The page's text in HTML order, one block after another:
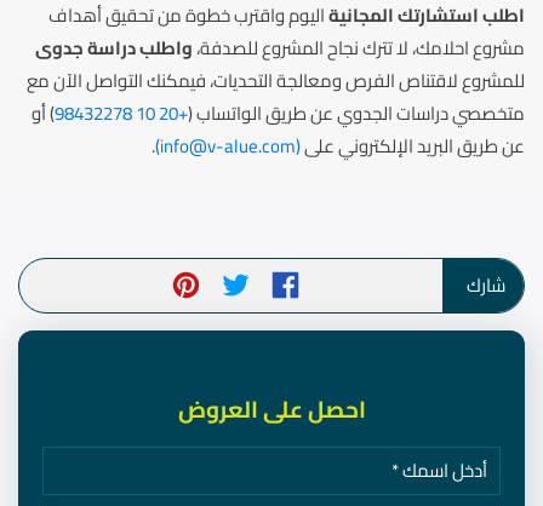
اطلب استشارتك المجانيةاليوم واقترب خطوة من تحقيق أهداف
مشروع احلامك، لا تترك نجاح المشروع للصدفة،واطلب دراسة جدوى
للمشروع لاقتناص الفرص ومعالجة التحديات، فيمكنك التواصل الآن مع
متخصصي دراسات الجدوي عن طريق الواتساب (+20 10 98432278
) أو
عن طريق البريد الإلكتروني على(
info@v-alue.com
)
.
شارك
احصل على العروض